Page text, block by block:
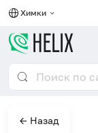
Химки
← Назад